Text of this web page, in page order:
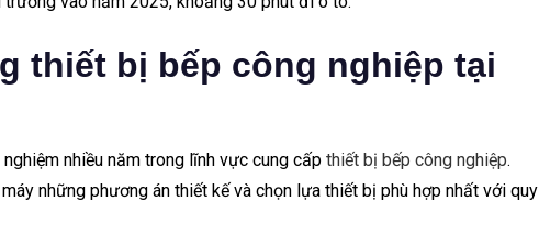
thiết bị bếp công nghiệp tại
nhiều năm trong lĩnh vực cung cấp thiết bị bếp công nghiệp.
những phương án thiết kế và chọn lựa thiết bị phù hợp nhất với quy